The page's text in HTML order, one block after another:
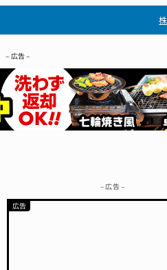
– 広告 –
– 広告 –